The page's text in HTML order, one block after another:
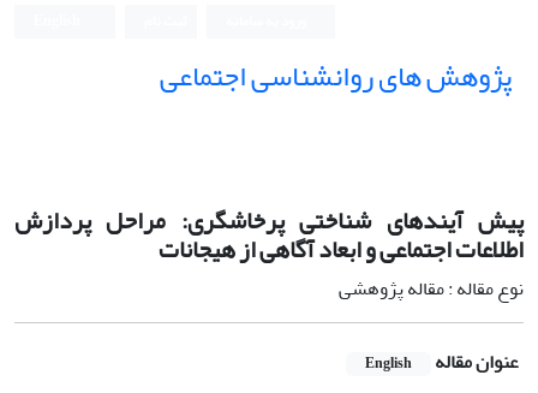
پژوهش های روانشناسی اجتماعی
پیش آیندهای شناختی پرخاشگری: مراحل پردازش
اطلاعات اجتماعی و ابعاد آگاهی از هیجانات
نوع مقاله : مقاله پژوهشی
عنوان مقاله English